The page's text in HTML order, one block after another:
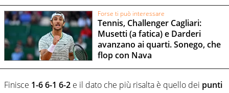
Forse ti può interessare
Tennis, Challenger Cagliari:
Musetti (a fatica) e Darderi
avanzano ai quarti. Sonego, che
flop con Nava
Finisce 1-6 6-1 6-2 e il dato che più risalta è quello dei punti